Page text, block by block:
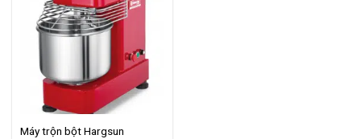
Máy trộn bột Hargsun